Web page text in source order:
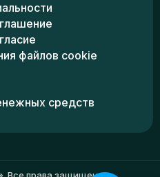
файлов cookie
средств